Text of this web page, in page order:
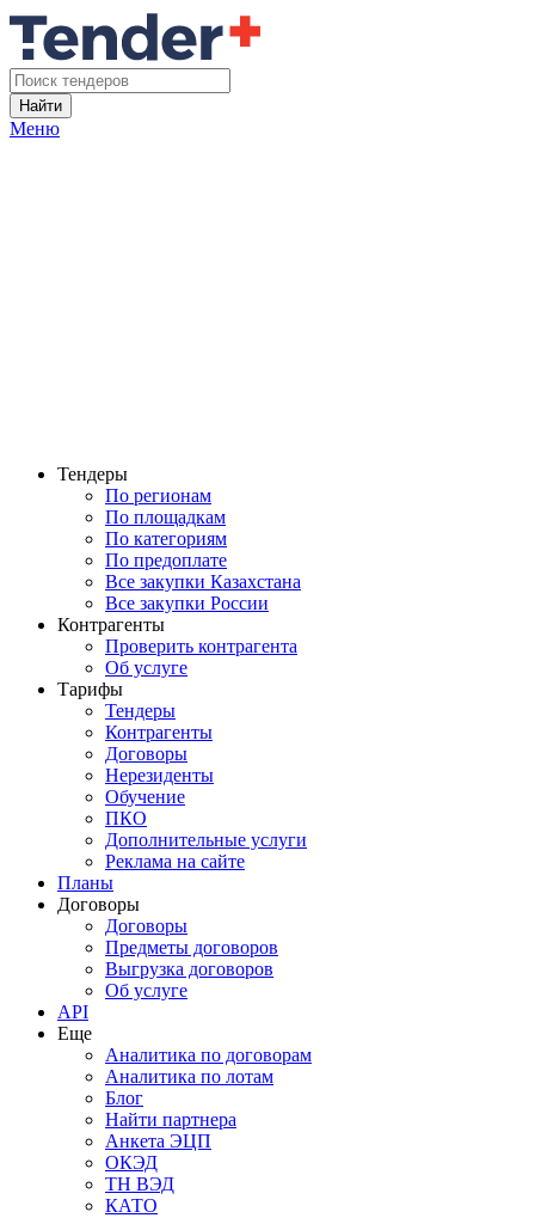
Найти
Меню
Тендеры
По регионам
По площадкам
По категориям
По предоплате
Все закупки Казахстана
Все закупки России
Контрагенты
Проверить контрагента
Об услуге
Тарифы
Тендеры
Контрагенты
Договоры
Нерезиденты
Обучение
ПКО
Дополнительные услуги
Реклама на сайте
Планы
Договоры
Договоры
Предметы договоров
Выгрузка договоров
Об услуге
API
Еще
Аналитика по договорам
Аналитика по лотам
Блог
Найти партнера
Анкета ЭЦП
ОКЭД
ТН ВЭД
КАТО